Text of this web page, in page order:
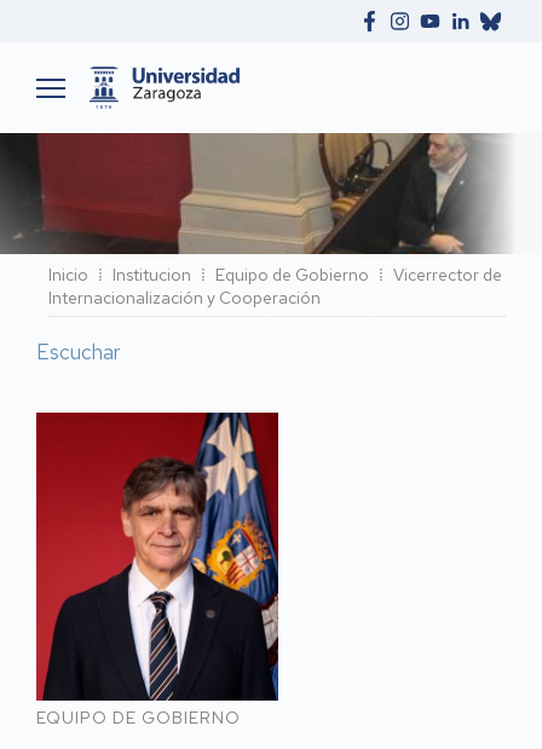
Ruta
de
navegación
Inicio Institucion Equipo de Gobierno
Vicerrector de
Internacionalización y Cooperación
Escuchar